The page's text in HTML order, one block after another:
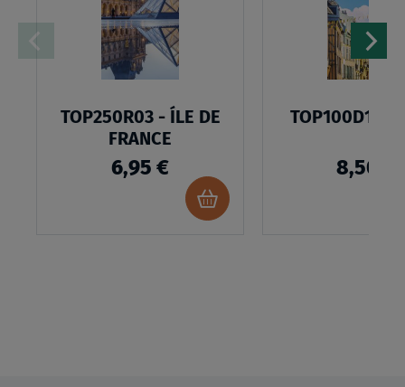
TOP250R03 - ÍLE DE
FRANCE
6,95 €
Ajouter
au
TOP100D10 -
8,50 €